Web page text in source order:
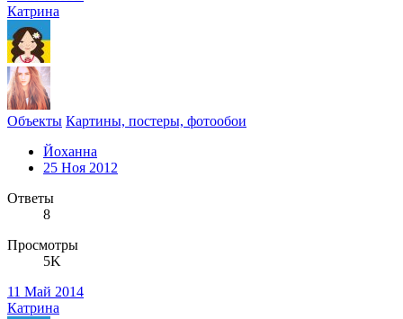
Катрина
Объекты Картины, постеры, фотообои
Йоханна
25 Ноя 2012
Ответы
8
Просмотры
5K
11 Май 2014
Катрина